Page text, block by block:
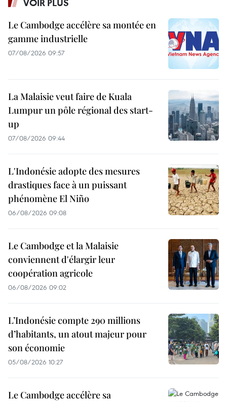
VOIR PLUS
Le Cambodge accélère sa montée en
gamme industrielle
07/08/2026 09:57
La Malaisie veut faire de Kuala
Lumpur un pôle régional des start-
up
07/08/2026 09:44
L'Indonésie adopte des mesures
drastiques face à un puissant
phénomène El Niño
06/08/2026 09:08
Le Cambodge et la Malaisie
conviennent d'élargir leur
coopération agricole
06/08/2026 09:02
L’Indonésie compte 290 millions
d’habitants, un atout majeur pour
son économie
05/08/2026 10:27
Le Cambodge accélère sa